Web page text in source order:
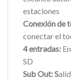
estaciones
Conexión de
conectar el
4 entradas:
SD
Sub Out: S